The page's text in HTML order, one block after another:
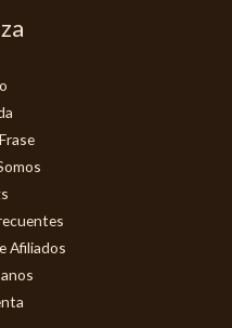
Afiliados